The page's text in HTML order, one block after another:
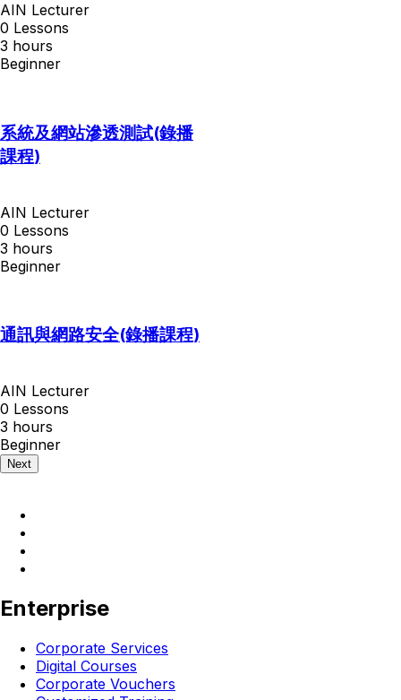
AIN Lecturer
0 Lessons
3 hours
Beginner
系統及網站滲透測試(錄播
課程)
AIN Lecturer
0 Lessons
3 hours
Beginner
通訊與網路安全(錄播課程)
AIN Lecturer
0 Lessons
3 hours
Beginner
Next
Enterprise
Corporate Services
Digital Courses
Corporate Vouchers